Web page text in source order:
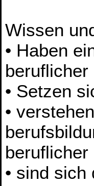
Wissen
• Haben
• Setzen
•
• sind